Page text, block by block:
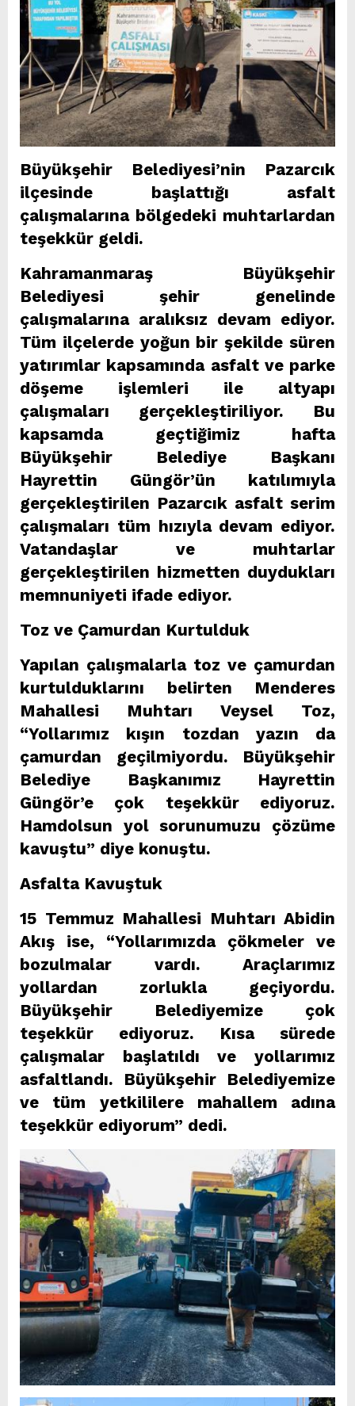
Büyükşehir Belediyesi’nin Pazarcık
ilçesinde başlattığı asfalt
çalışmalarına bölgedeki muhtarlardan
teşekkür geldi.
Kahramanmaraş Büyükşehir
Belediyesi şehir genelinde
çalışmalarına aralıksız devam ediyor.
Tüm ilçelerde yoğun bir şekilde süren
yatırımlar kapsamında asfalt ve parke
döşeme işlemleri ile altyapı
çalışmaları gerçekleştiriliyor. Bu
kapsamda geçtiğimiz hafta
Büyükşehir Belediye Başkanı
Hayrettin Güngör’ün katılımıyla
gerçekleştirilen Pazarcık asfalt serim
çalışmaları tüm hızıyla devam ediyor.
Vatandaşlar ve muhtarlar
gerçekleştirilen hizmetten duydukları
memnuniyeti ifade ediyor.
Toz ve Çamurdan Kurtulduk
Yapılan çalışmalarla toz ve çamurdan
kurtulduklarını belirten Menderes
Mahallesi Muhtarı Veysel Toz,
“Yollarımız kışın tozdan yazın da
çamurdan geçilmiyordu. Büyükşehir
Belediye Başkanımız Hayrettin
Güngör’e çok teşekkür ediyoruz.
Hamdolsun yol sorunumuzu çözüme
kavuştu” diye konuştu.
Asfalta Kavuştuk
15 Temmuz Mahallesi Muhtarı Abidin
Akış ise, “Yollarımızda çökmeler ve
bozulmalar vardı. Araçlarımız
yollardan zorlukla geçiyordu.
Büyükşehir Belediyemize çok
teşekkür ediyoruz. Kısa sürede
çalışmalar başlatıldı ve yollarımız
asfaltlandı. Büyükşehir Belediyemize
ve tüm yetkililere mahallem adına
teşekkür ediyorum” dedi.